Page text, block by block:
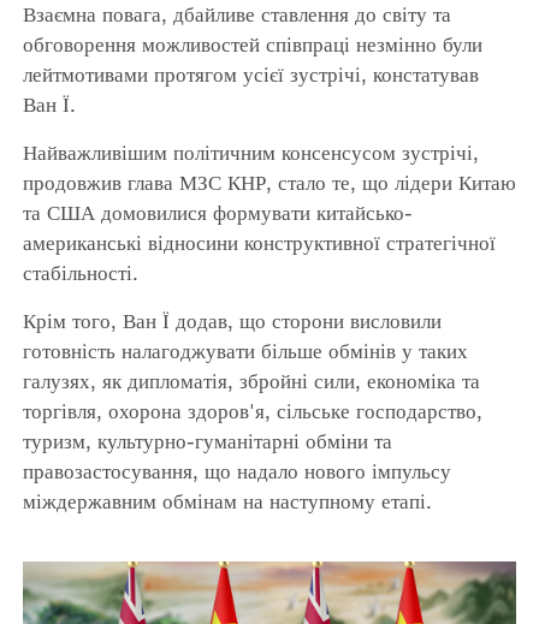
Взаємна повага, дбайливе ставлення до світу та
обговорення можливостей співпраці незмінно були
лейтмотивами протягом усієї зустрічі, констатував
Ван Ї.
Найважливішим політичним консенсусом зустрічі,
продовжив глава МЗС КНР, стало те, що лідери Китаю
та США домовилися формувати китайсько-
американські відносини конструктивної стратегічної
стабільності.
Крім того, Ван Ї додав, що сторони висловили
готовність налагоджувати більше обмінів у таких
галузях, як дипломатія, збройні сили, економіка та
торгівля, охорона здоров'я, сільське господарство,
туризм, культурно-гуманітарні обміни та
правозастосування, що надало нового імпульсу
міждержавним обмінам на наступному етапі.